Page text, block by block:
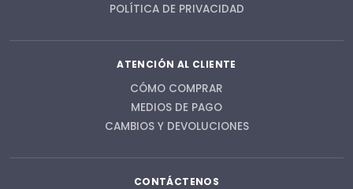
POLÍTICA DE PRIVACIDAD
ATENCIÓN AL CLIENTE
CÓMO COMPRAR
MEDIOS DE PAGO
CAMBIOS Y DEVOLUCIONES
CONTÁCTENOS